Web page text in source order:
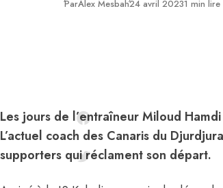
ParAlex MesbahPublié
24 avril 20231 min lire
Les jours de l’entraîneur Miloud
L’actuel coach des Canaris du
supporters qui réclament son départ.